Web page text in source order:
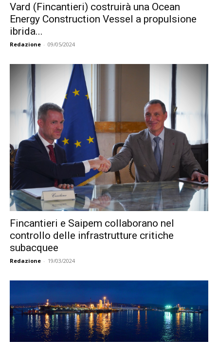
Vard (Fincantieri) costruirà una Ocean
Energy Construction Vessel a propulsione
ibrida...
Redazione - 09/05/2024
Fincantieri e Saipem collaborano nel
controllo delle infrastrutture critiche
subacquee
Redazione - 19/03/2024